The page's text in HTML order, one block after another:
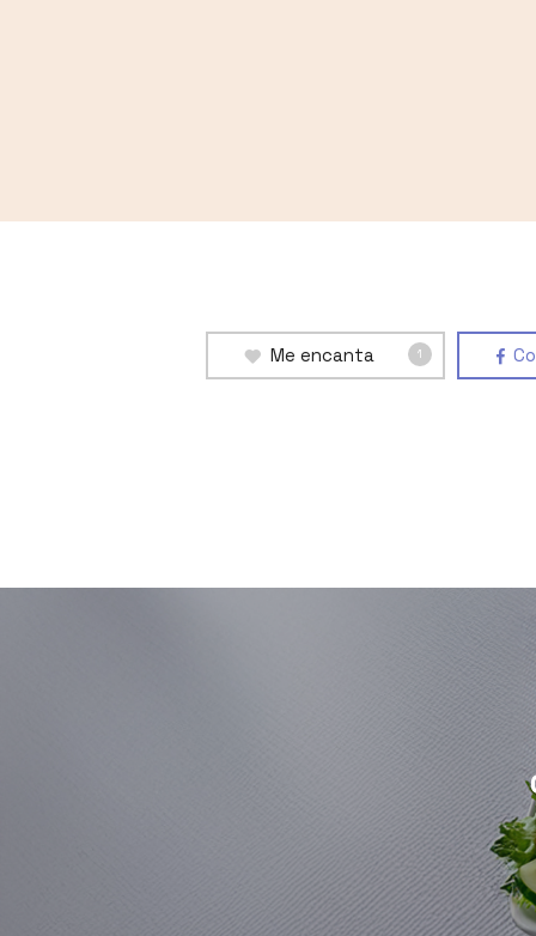
Me encanta 1